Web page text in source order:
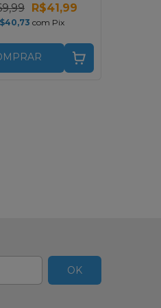
R$41,99
com Pix